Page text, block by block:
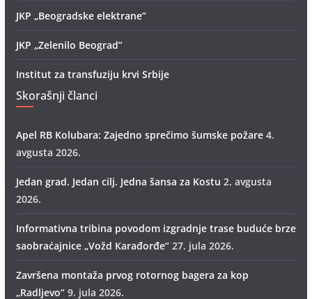
JKP „Beogradske elektrane”
JKP „Zelenilo Beograd”
Institut za transfuziju krvi Srbije
Skorašnji članci
Apel RB Kolubara: Zajedno sprečimo šumske požare 4.
avgusta 2026.
Jedan grad. Jedan cilj. Jedna šansa za Kostu 2. avgusta
2026.
Informativna tribina povodom izgradnje trase buduće brze
saobraćajnice „Vožd Кarađorđe“ 27. jula 2026.
Završena montaža prvog rotornog bagera za kop
„Radlјevo“ 9. jula 2026.